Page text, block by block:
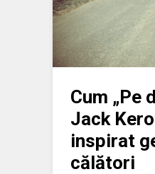
Cum „Pe
Jack
inspirat
călători